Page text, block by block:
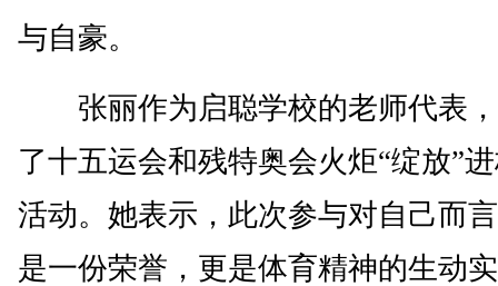
与自豪。
张丽作为启聪学校的老师代表
了十五运会和残特奥会火炬“绽放”
活动。她表示，此次参与对自己而
是一份荣誉，更是体育精神的生动